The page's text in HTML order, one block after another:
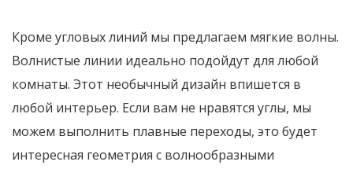
Кроме угловых линий мы предлагаем мягкие волны.
Волнистые линии идеально подойдут для любой
комнаты. Этот необычный дизайн впишется в
любой интерьер. Если вам не нравятся углы, мы
можем выполнить плавные переходы, это будет
интересная геометрия с волнообразными